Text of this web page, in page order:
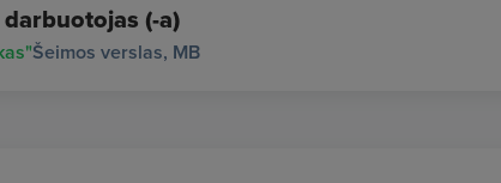
(-a)
Šeimos verslas, MB